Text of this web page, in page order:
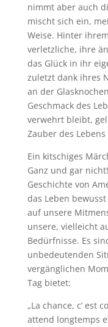
nimmt aber auch
mischt sich ein,
Weise. Hinter
verletzliche, ihre
das Glück in ihr
zuletzt dank ihres
an der
Geschmack des
verwehrt bleibt,
Zauber des
Ein kitschiges
Ganz und gar
Geschichte von
das Leben
auf unsere
unsere, vielleicht
Bedürfnisse. Es
unbedeutenden
vergänglichen
Tag bietet:
„La chance, c’ est
attend longtemps